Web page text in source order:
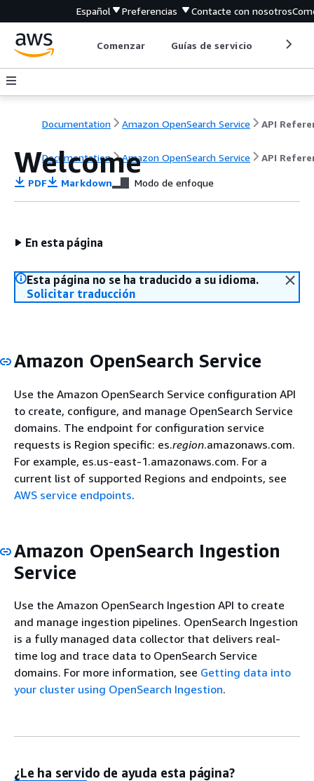
Español Preferencias Contacte con nosotros
Comenzar Guías de servicio
Documentation Amazon OpenSearch Service
Documentation Amazon OpenSearch Service API
Welcome
PDF Markdown Modo de enfoque
En esta página
Esta página no se ha traducido a su idioma.
Solicitar traducción
Amazon OpenSearch Service
Use the Amazon OpenSearch Service configuration API
to create, configure, and manage OpenSearch Service
domains. The endpoint for configuration service
requests is Region specific: es.region.amazonaws.com.
For example, es.us-east-1.amazonaws.com. For a
current list of supported Regions and endpoints, see
AWS service endpoints.
Amazon OpenSearch Ingestion
Service
Use the Amazon OpenSearch Ingestion API to create
and manage ingestion pipelines. OpenSearch Ingestion
is a fully managed data collector that delivers real-
time log and trace data to OpenSearch Service
domains. For more information, see Getting data into
your cluster using OpenSearch Ingestion.
¿Le ha servido de ayuda esta página?